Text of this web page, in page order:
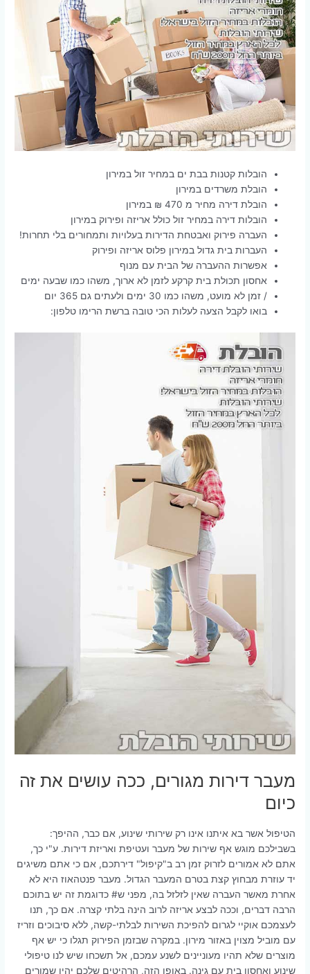
הובלות קטנות בבת ים במחיר זול במירון
הובלת משרדים במירון
הובלת דירה מחיר מ 470 ₪ במירון
הובלות דירה במחיר זול כולל אריזה ופירוק במירון
העברה פירוק ואבטחת הדירות בעלויות ותמחורים בלי תחרות!
העברות בית גדול במירון פלוס אריזה ופירוק
אפשרות ההעברה של הבית עם מנוף
אחסון תכולת בית קרקע לזמן לא ארוך, משהו כמו שבעה ימים
/ זמן לא מועט, משהו כמו 30 ימים ולעתים גם 365 יום
בואו לקבל הצעה לעלות הכי טובה ברשת הרימו טלפון:
מעבר דירות מגורים, ככה עושים את זה
כיום
הטיפול אשר בא איתנו אינו רק שירותי שינוע, אם כבר, ההיפך:
בשבילכם מוגש אף שירות של מעבר ועטיפת ואריזת דירות. ע"י כך,
אתם לא אמורים לזרוק זמן רב ב"קיפול" דירתכם, אם כי אתם משיגים
יד עוזרת מבחוץ קצת בטרם המעבר הגדול. מעבר פנטהאוז היא לא
אחרת מאשר העברה שאין לזלזל בה, מפני ש# כדוגמת זה יש בתוכם
הרבה דברים, וככה לבצע אריזה לרוב הינה בלתי קצרה. אם כך, תנו
לעצמכם אוקיי לגרום להפיכת השירות לבלתי-קשה, ללא סיבוכים וזריז
עם מוביל מצוין באזור מירון. במקרה שבזמן הפירוק תגלו כי יש אף
מוצרים שלא תהיו מעוניינים לשנע עמכם, אל תשכחו שיש לנו טיפולי
שינוע ואחסון בית עם גינה. באופן הזה, הרהיטים שלכם יהיו שמורים